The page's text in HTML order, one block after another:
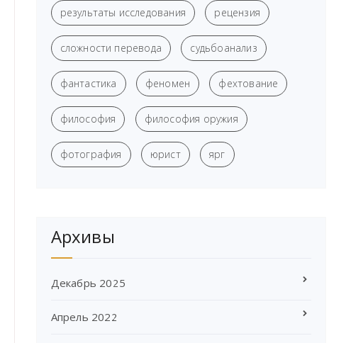
результаты исследования рецензия
сложности перевода судьбоанализ
фантастика феномен фехтование
философия философия оружия
фотография юрист ярг
Архивы
Декабрь 2025
Апрель 2022